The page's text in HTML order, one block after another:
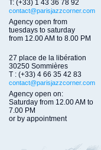
T: (+33) 1 43 36 78 92
contact@parisjazzcorner.com
Agency open from
tuesdays to saturday
from 12.00 AM to 8.00 PM
27 place de la libération
30250 Sommières
T : (+33) 4 66 35 42 83
contact@parisjazzcorner.com
Agency open on:
Saturday from 12.00 AM to
7.00 PM
or by appointment